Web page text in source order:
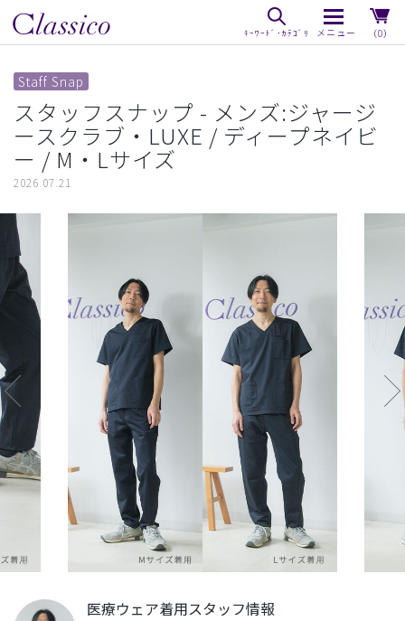
（0）
Staff Snap
スタッフスナップ - メンズ:ジャージ
ースクラブ・LUXE / ディープネイビ
ー / M・Lサイズ
2026.07.21
医療ウェア着用スタッフ情報